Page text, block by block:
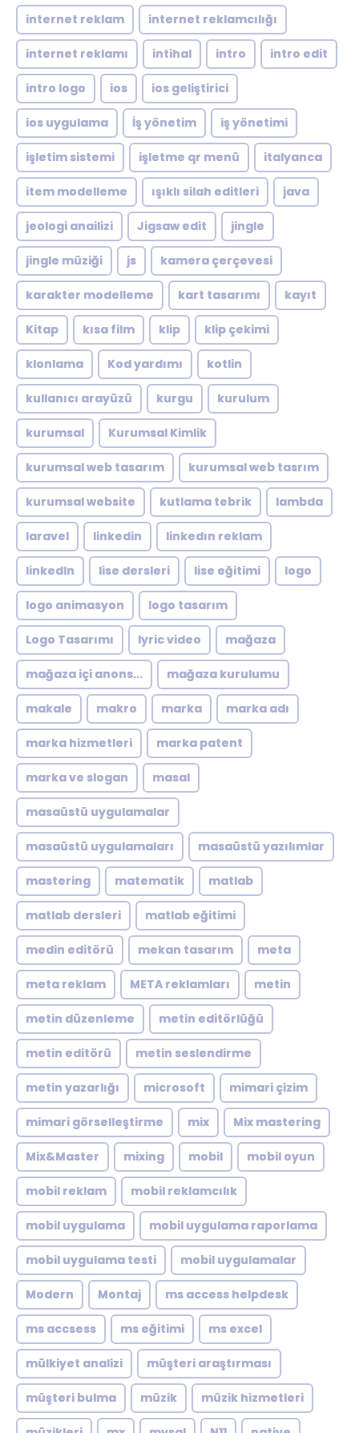
internet reklam internet reklamcılığı
internet reklamı intihal intro intro edit
intro logo ios ios geliştirici
ios uygulama İş yönetim iş yönetimi
işletim sistemi işletme qr menü italyanca
item modelleme ışıklı silah editleri java
jeologi anailizi Jigsaw edit jingle
jingle müziği js kamera çerçevesi
karakter modelleme kart tasarımı kayıt
Kitap kısa film klip klip çekimi
klonlama Kod yardımı kotlin
kullanıcı arayüzü kurgu kurulum
kurumsal Kurumsal Kimlik
kurumsal web tasarım kurumsal web tasrım
kurumsal website kutlama tebrik lambda
laravel linkedin linkedın reklam
linkedln lise dersleri lise eğitimi logo
logo animasyon logo tasarım
Logo Tasarımı lyric video mağaza
mağaza içi anons... mağaza kurulumu
makale makro marka marka adı
marka hizmetleri marka patent
marka ve slogan masal
masaüstü uygulamalar
masaüstü uygulamaları masaüstü yazılımlar
mastering matematik matlab
matlab dersleri matlab eğitimi
medin editörü mekan tasarım meta
meta reklam META reklamları metin
metin düzenleme metin editörlüğü
metin editörü metin seslendirme
metin yazarlığı microsoft mimari çizim
mimari görselleştirme mix Mix mastering
Mix&Master mixing mobil mobil oyun
mobil reklam mobil reklamcılık
mobil uygulama mobil uygulama raporlama
mobil uygulama testi mobil uygulamalar
Modern Montaj ms access helpdesk
ms accsess ms eğitimi ms excel
mülkiyet analizi müşteri araştırması
müşteri bulma müzik müzik hizmetleri